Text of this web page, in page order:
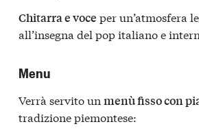
Chitarra e voce per un’atmosfera
all’insegna del pop italiano e
Menu
Verrà servito un menù fisso con
tradizione piemontese: